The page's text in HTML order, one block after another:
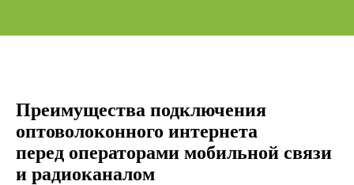
Преимущества подключения
оптоволоконного интернета
перед операторами мобильной связи
и радиоканалом